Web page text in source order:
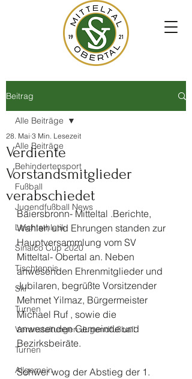
Beitrag
Alle Beiträge
Behindertensport
Fußball
Jugendfußball News
Leichtathletik
Sinalco Cup 2020
Tischtennis
Ski
Turnen
Veranstaltungen Jugendfußball
Turnen
Allgemein
Alle Beiträge
Verdiente
Vorstandsmitglieder
verabschiedet
28. Mai 3 Min. Lesezeit
Baiersbronn- Mitteltal .Berichte,
Wahlen und Ehrungen standen zur
Hauptversammlung vom SV
Mitteltal- Obertal an. Neben
anwesenden Ehrenmitglieder und
Jubilaren, begrüßte Vorsitzender
Mehmet Yilmaz, Bürgermeister
Michael Ruf , sowie die
anwesenden Gemeinde und
Bezirksbeiräte.
Schwer wog der Abstieg der 1.